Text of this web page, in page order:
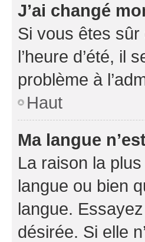
J’ai changé
Si vous êtes sûr
l’heure d’été, il
problème à
Haut
Ma langue
La raison la
langue ou bien
langue.
désirée. Si elle